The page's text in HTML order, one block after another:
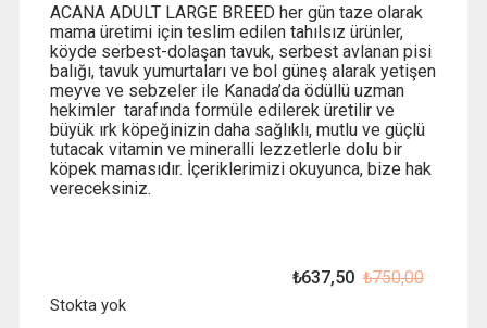
ACANA ADULT LARGE BREED her gün taze olarak
mama üretimi için teslim edilen tahılsız ürünler,
köyde serbest-dolaşan tavuk, serbest avlanan pisi
balığı, tavuk yumurtaları ve bol güneş alarak yetişen
meyve ve sebzeler ile Kanada’da ödüllü uzman
hekimler tarafında formüle edilerek üretilir ve
büyük ırk köpeğinizin daha sağlıklı, mutlu ve güçlü
tutacak vitamin ve mineralli lezzetlerle dolu bir
köpek mamasıdır. İçeriklerimizi okuyunca, bize hak
vereceksiniz.
₺750,00
₺637,50
Stokta yok